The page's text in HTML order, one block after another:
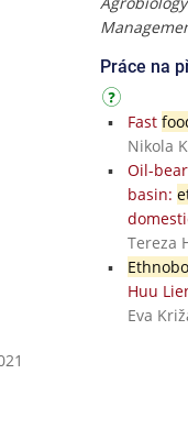
Práce na
Fast
Nikola
Oil-
basin:
Tereza
Huu
Eva